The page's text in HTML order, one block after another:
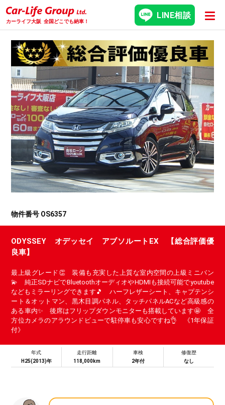
カーライフ大阪 全国どこでも納車！
LINE相談
物件番号 OS6357
ODYSSEY オデッセイ アブソルートEX 【総合評価優
良車】
最上級グレード👏 装備も充実した上質な室内空間の上級ミニバン
💫 純正SDナビでBluetoothオーディオやHDMIも接続可能でyoutube
などもミラーリングできます🎵 ハーフレザーシート、キャプテンシ
ート＆オットマン、黒木目調パネル、タッチパネルACなど高級感の
ある車内✨ 後席はフリップダウンモニターも搭載しています🤩 全
方位カメラのアラウンドビューで駐停車も安心ですね👌 《1年保証
付》
年式
H25(2013)年
走行距離
118,000km
車検
2年付
修復歴
なし